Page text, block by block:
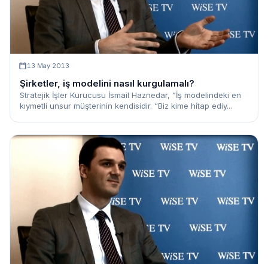
13 May 2013
Şirketler, iş modelini nasıl kurgulamalı?
Stratejik İşler Kurucusu İsmail Haznedar, ”İş modelindeki en
kıymetli unsur müşterinin kendisidir. “Biz kime hitap ediy...